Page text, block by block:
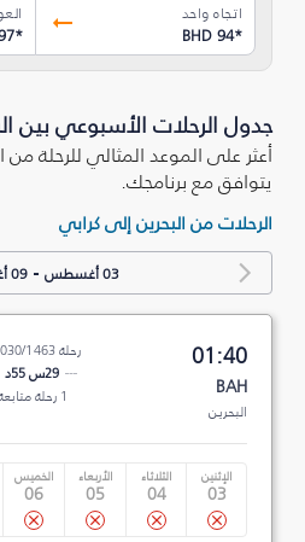
اتجاه واحد
BHD 94*
*
جدول الرحلات الأسبوعي بين
أعثر على الموعد المثالي للرحلة من
يتوافق مع برنامجك.
الرحلات من البحرين إلى كرابي
03 أغسطس -09 أغسطس
01:40
BAH
البحرين
رحلة FZ 030/1463
29س 55د
1 رحلة متابعة
الإثنين
03
الثلاثاء
04
الأربعاء
05
الخميس
06